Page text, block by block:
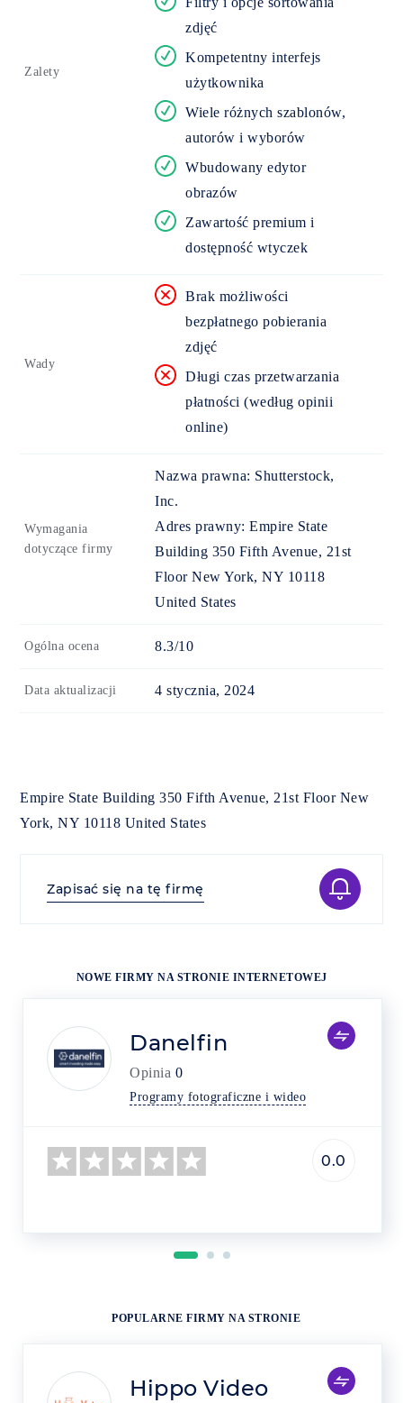
Zalety
zdjęć
Kompetentny interfejs
użytkownika
Wiele różnych szablonów,
autorów i wyborów
Wbudowany edytor
obrazów
Zawartość premium i
dostępność wtyczek
Wady
Brak możliwości
bezpłatnego pobierania
zdjęć
Długi czas przetwarzania
płatności (według opinii
online)
Wymagania
dotyczące firmy
Nazwa prawna: Shutterstock,
Inc.
Adres prawny: Empire State
Building 350 Fifth Avenue, 21st
Floor New York, NY 10118
United States
Ogólna ocena 8.3/10
Data aktualizacji 4 stycznia, 2024
Empire State Building 350 Fifth Avenue, 21st Floor New
York, NY 10118 United States
Zapisać się na tę firmę
NOWE FIRMY NA STRONIE INTERNETOWEJ
Danelfin
Opinia 0
Programy fotograficzne i wideo
0.0
POPULARNE FIRMY NA STRONIE
Hippo Video